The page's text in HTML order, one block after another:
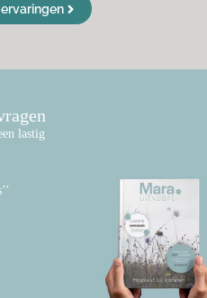
lastig